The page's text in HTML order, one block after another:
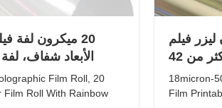
ليزر فيلم
هولوغرافي قابل للطباعة أكثر من 42
دينز
18micron-50micron Laser Holographic
Film
20 ميكرون لفة
الأبعاد شفاف،
شفافةFilm Roll,
Film Roll With Rainbow